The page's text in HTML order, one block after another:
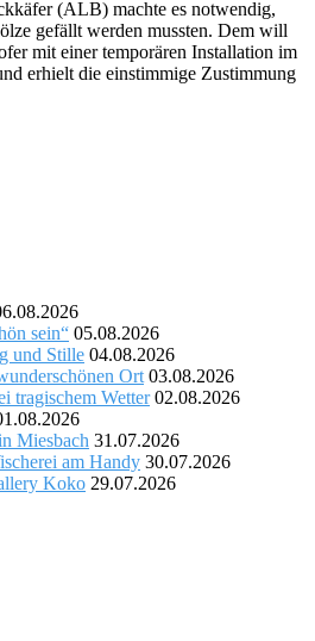
(ALB) machte es notwendig,
gefällt werden mussten. Dem will
mit einer temporären Installation im
erhielt die einstimmige Zustimmung
sein“ 05.08.2026
und Stille 04.08.2026
Ort 03.08.2026
tragischem Wetter 02.08.2026
Miesbach 31.07.2026
am Handy 30.07.2026
Koko 29.07.2026